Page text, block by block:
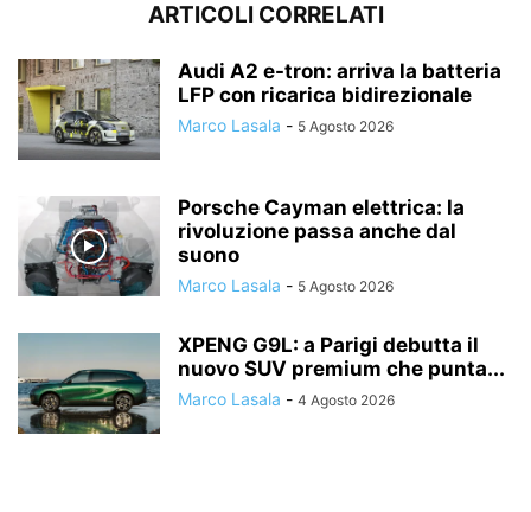
ARTICOLI CORRELATI
Audi A2 e-tron: arriva la batteria
LFP con ricarica bidirezionale
Marco Lasala - 5 Agosto 2026
Porsche Cayman elettrica: la
rivoluzione passa anche dal
suono
Marco Lasala - 5 Agosto 2026
XPENG G9L: a Parigi debutta il
nuovo SUV premium che punta...
Marco Lasala - 4 Agosto 2026